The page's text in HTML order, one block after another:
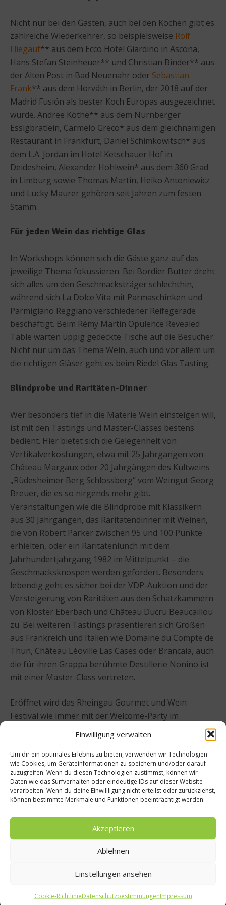
Einwilligung verwalten
Um dir ein optimales Erlebnis zu bieten, verwenden wir Technologien
wie Cookies, um Geräteinformationen zu speichern und/oder darauf
zuzugreifen. Wenn du diesen Technologien zustimmst, können wir
Daten wie das Surfverhalten oder eindeutige IDs auf dieser Website
verarbeiten. Wenn du deine Einwillligung nicht erteilst oder zurückziehst,
können bestimmte Merkmale und Funktionen beeinträchtigt werden.
Akzeptieren
Ablehnen
Einstellungen ansehen
Cookie-RichtlinieDatenschutzbestimmungenImpressum
Nicht nur bei den Gästen, auch bei den Köchen gibt es
zahlreiche Wiederkehrer, so beispielsweise Rolf
Fliegauf** aus dem Ecco Hotel Giardino in Ascona,
Hans Stefan Steinheuer** und Christian Binder** aus
der Alten Post in Bad Neuenahr oder Sebastian
Frank** aus dem Horváth in Berlin, der 2018 auf der
Madrid Fusión als bester Koch Europas ausgezeichnet
wurde. Andree Köthe** aus dem Nürnberger
Essigbrätlein, Carmelo Greco* aus dem gleichnamigen
Restaurant in Frankfurt, Daniel Schimkowitsch* aus
dem L.A. Jordan im Hotel Ketschauer Hof in
Deidesheim, Alexander Hohlwein* aus dem 360 Grad
in Limburg sowie Thomas Martin, Heiko Antoniewicz
und Lucky Maurer gehören seit Jahren zum festen
Stamm.
Für jeden Wein das richtige Glas
In Workshops können sich die Gäste ganz auf das
jeweilige Thema fokussieren. Bei Bordier Butter dreht
sich alles um den Geschmacksträger schlechthin,
während sich La Dolce Vita mit Parmaschinken und
Parmigiano Reggiano verschiedener Reifegerade
beschäftigt. Beim Rémy Martin Opulence Revealed
Table warten üppig gedeckte Tische auf die Besucher.
Nicht nur um das Thema Wein, auch und vor allem um
die richtigen Gläser geht es beim Riedel Glas Tasting.
Blindprobe und Raritäten-Dinner
Wer besonders tief in die Materie Wein einsteigen will,
ist mit den Tastings und Master-Classes bestens
bedient. Hier bietet sich die Gelegenheit von
Vertikalverkostungen, etwa mit 25 Jahrgängen von
Château Margaux oder 20 Jahrgängen des Kultweins
„Rüdesheimer Berg Schlossberg“ vom Weingut Georg
Breuer, die es so nirgends mehr gibt.
Veranstaltungen wie die Blindprobe mit Klassikern
aus 30 Jahrgängen, das Raritätendinner mit Weinen,
die von Robert Parker zwischen 95 und 100 Punkte
erhielten, oder ein Raritätenlunch mit dem
Jahrhundertjahrgang 1982 im Mittelpunkt – die
Geschmacksknospen werden gefordert. Besonders
lebendig geht es sicher bei der VDP-Auktion und der
Versteigerung von Raritäten aus den Schatzkammern
von Kloster Eberbach und Château Ducru Beaucaillou
zu. Bei weiteren Tastings präsentieren sich Größen
aus Frankreich und Italien wie Domaine du Compte de
Thun, Château Léoville Las Cases oder Brancaia, auch
die für ihren Grappa berühmte Destillerie Nonino ist
mit einer Master-Class vertreten.
Eröffnet wird das Rheingau Gourmet und Wein
Festival wie immer mit der Welcome-Party im
Farewell-Küchen-Party klingt es aus. Tickets für alle
Veranstaltungen können online gebucht oder
telefonisch direkt im Kronenschlösschen reserviert
werden, die Preise reichen von 32 Euro bis 1.350 Euro.
www.rheingau-
gourmet-festival.de
Beitrag teilen
vorheriger Beitrag